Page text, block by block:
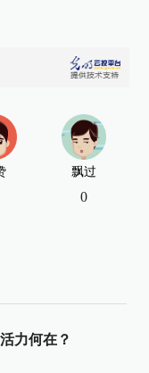
飘过
0
力何在？